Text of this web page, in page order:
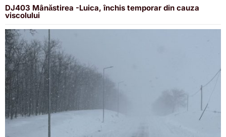
DJ403 Mânăstirea -Luica, închis temporar din cauza
viscolului